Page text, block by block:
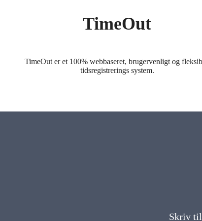
TimeOut
TimeOut er et 100% webbaseret, brugervenligt og
tidsregistrerings system.
Skriv til